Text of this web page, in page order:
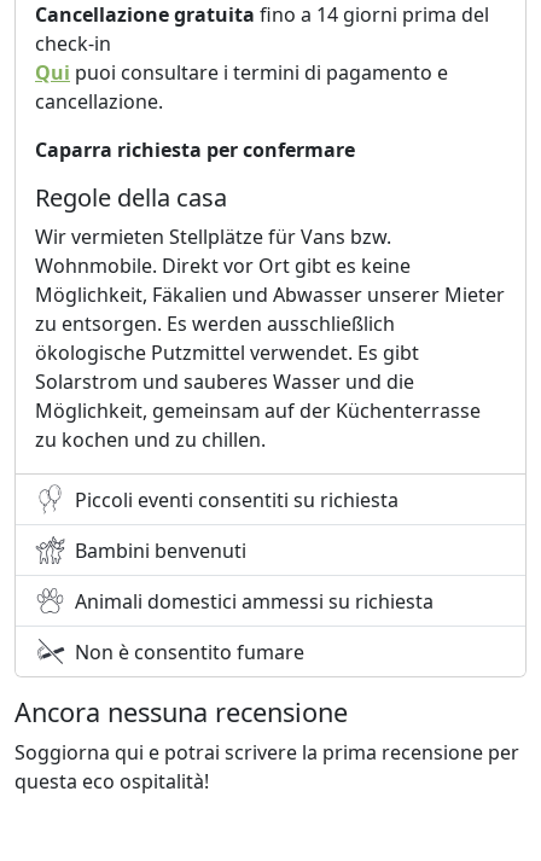
Cancellazione gratuita fino a 14 giorni prima del
check-in
Qui puoi consultare i termini di pagamento e
cancellazione.
Caparra richiesta per confermare
Regole della casa
Wir vermieten Stellplätze für Vans bzw.
Wohnmobile. Direkt vor Ort gibt es keine
Möglichkeit, Fäkalien und Abwasser unserer Mieter
zu entsorgen. Es werden ausschließlich
ökologische Putzmittel verwendet. Es gibt
Solarstrom und sauberes Wasser und die
Möglichkeit, gemeinsam auf der Küchenterrasse
zu kochen und zu chillen.
Piccoli eventi consentiti su richiesta
Bambini benvenuti
Animali domestici ammessi su richiesta
Non è consentito fumare
Ancora nessuna recensione
Soggiorna qui e potrai scrivere la prima recensione per
questa eco ospitalità!